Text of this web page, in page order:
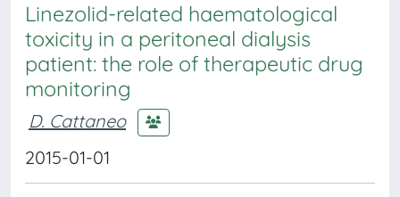
Linezolid-related haematological
toxicity in a peritoneal dialysis
patient: the role of therapeutic drug
monitoring
D. Cattaneo
2015-01-01